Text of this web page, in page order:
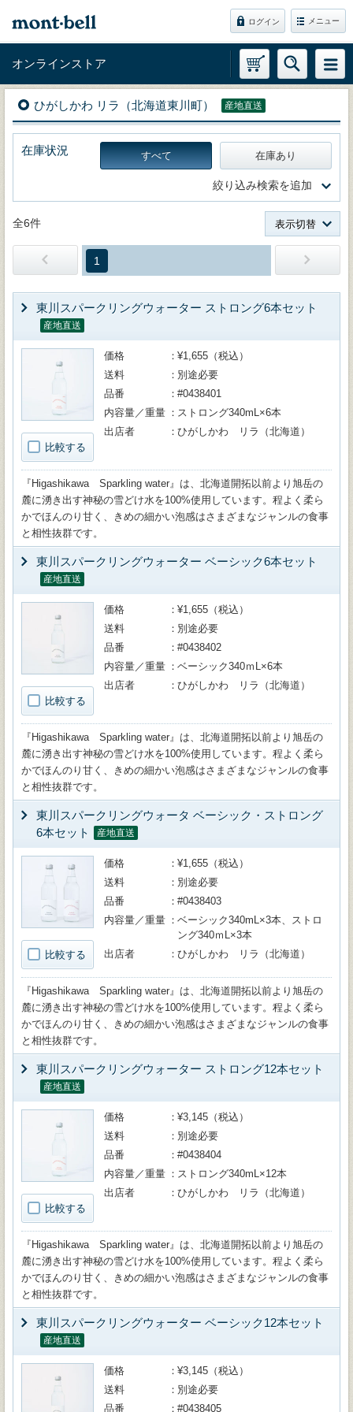
ログイン メニュー
オンラインストア
ひがしかわ リラ（北海道東川町） 産地直送
在庫状況 すべて 在庫あり
絞り込み検索を追加
全6件 表示切替
1
東川スパークリングウォーター ストロング6本セット
産地直送
比較する
価格
¥1,655（税込）
送料
別途必要
品番
#0438401
内容量／重量
ストロング340mL×6本
出店者
ひがしかわ リラ（北海道）
『Higashikawa Sparkling water』は、北海道開拓以前より旭岳の
麓に湧き出す神秘の雪どけ水を100%使用しています。程よく柔ら
かでほんのり甘く、きめの細かい泡感はさまざまなジャンルの食事
と相性抜群です。
東川スパークリングウォーター ベーシック6本セット
産地直送
比較する
価格
¥1,655（税込）
送料
別途必要
品番
#0438402
内容量／重量
ベーシック340ｍL×6本
出店者
ひがしかわ リラ（北海道）
『Higashikawa Sparkling water』は、北海道開拓以前より旭岳の
麓に湧き出す神秘の雪どけ水を100%使用しています。程よく柔ら
かでほんのり甘く、きめの細かい泡感はさまざまなジャンルの食事
と相性抜群です。
東川スパークリングウォータ ベーシック・ストロング
6本セット
産地直送
比較する
価格
¥1,655（税込）
送料
別途必要
品番
#0438403
内容量／重量
ベーシック340mL×3本、ストロ
ング340ｍL×3本
出店者
ひがしかわ リラ（北海道）
『Higashikawa Sparkling water』は、北海道開拓以前より旭岳の
麓に湧き出す神秘の雪どけ水を100%使用しています。程よく柔ら
かでほんのり甘く、きめの細かい泡感はさまざまなジャンルの食事
と相性抜群です。
東川スパークリングウォーター ストロング12本セット
産地直送
比較する
価格
¥3,145（税込）
送料
別途必要
品番
#0438404
内容量／重量
ストロング340mL×12本
出店者
ひがしかわ リラ（北海道）
『Higashikawa Sparkling water』は、北海道開拓以前より旭岳の
麓に湧き出す神秘の雪どけ水を100%使用しています。程よく柔ら
かでほんのり甘く、きめの細かい泡感はさまざまなジャンルの食事
と相性抜群です。
東川スパークリングウォーター ベーシック12本セット
産地直送
価格
¥3,145（税込）
送料
別途必要
品番
#0438405